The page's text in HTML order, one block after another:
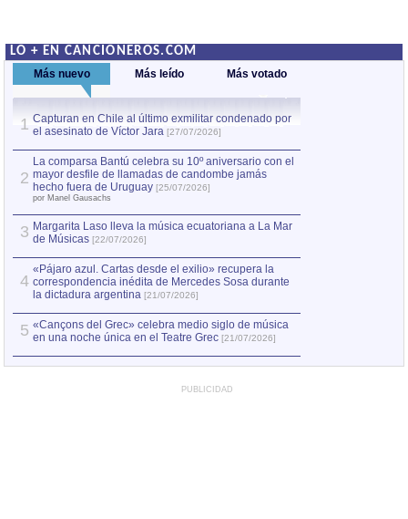
LO + EN CANCIONEROS.COM
Más nuevo Más leído Más votado
1 Capturan en Chile al último exmilitar condenado por
el asesinato de Víctor Jara [27/07/2026]
2
La comparsa Bantú celebra su 10º aniversario con el
mayor desfile de llamadas de candombe jamás
hecho fuera de Uruguay [25/07/2026]
por Manel Gausachs
3 Margarita Laso lleva la música ecuatoriana a La Mar
de Músicas [22/07/2026]
4
«Pájaro azul. Cartas desde el exilio» recupera la
correspondencia inédita de Mercedes Sosa durante
la dictadura argentina [21/07/2026]
5 «Cançons del Grec» celebra medio siglo de música
en una noche única en el Teatre Grec [21/07/2026]
PUBLICIDAD